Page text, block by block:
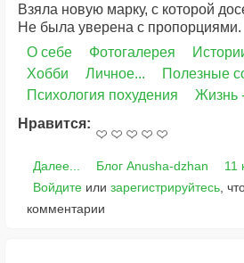
Взяла новую марку, с которой
Не была уверена с пропорциями.
О себе
Фотогалерея
Хобби
Личное...
Полезные
Психология похудения
Жизнь
Нравится:
Далее... Блог Anusha-dzhan
11
Войдитеили зарегистрируйтесь,
комментарии